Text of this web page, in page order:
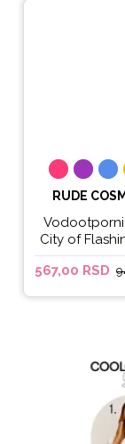
RUDE
City of
Micro
- It's
567,00 RSD